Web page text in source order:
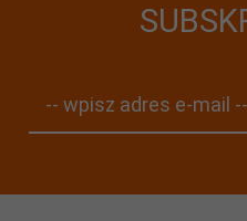
-- wpisz adres e-mail --